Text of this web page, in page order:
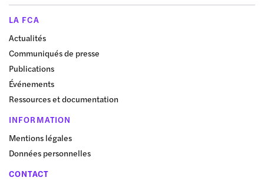
LA FCA
Actualités
Communiqués de presse
Publications
Événements
Ressources et documentation
INFORMATION
Mentions légales
Données personnelles
CONTACT